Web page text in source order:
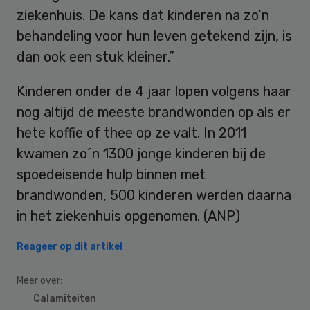
ziekenhuis. De kans dat kinderen na zo’n
behandeling voor hun leven getekend zijn, is
dan ook een stuk kleiner.”
Kinderen onder de 4 jaar lopen volgens haar
nog altijd de meeste brandwonden op als er
hete koffie of thee op ze valt. In 2011
kwamen zo´n 1300 jonge kinderen bij de
spoedeisende hulp binnen met
brandwonden, 500 kinderen werden daarna
in het ziekenhuis opgenomen. (ANP)
Reageer op dit artikel
Meer over:
Calamiteiten